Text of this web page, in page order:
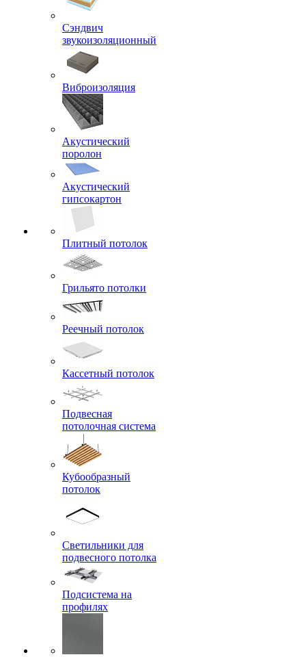
Сэндвич
звукоизоляционный
Виброизоляция
Акустический
поролон
Акустический
гипсокартон
Плитный потолок
Грильято потолки
Реечный потолок
Кассетный потолок
Подвесная
потолочная система
Кубообразный
потолок
Светильники для
подвесного потолка
Подсистема на
профилях